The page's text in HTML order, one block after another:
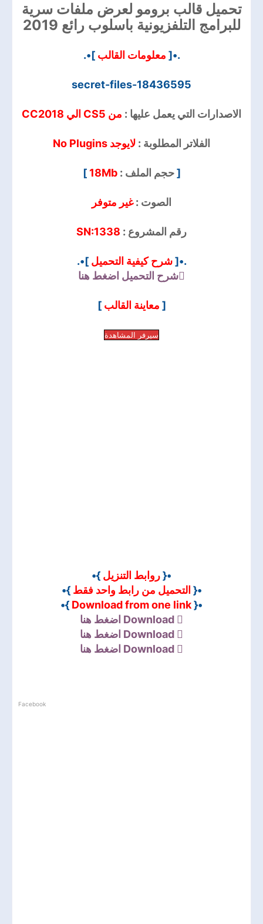
تحميل قالب برومو لعرض ملفات سرية
للبرامج التلفزيونية باسلوب رائع 2019
.•[ معلومات القالب ]•.
secret-files-18436595
الاصدارات التي يعمل عليها : من CS5 الي CC2018
الفلاتر المطلوبة : لايوجد No Plugins
[حجم الملف :18Mb
]
الصوت :غير متوفر
رقم المشروع : SN:1338
.•[شرح كيفية التحميل ]•.
شرح التحميل اضغط هنا
[ معاينة القالب]
سيرفر المشاهدة
•{روابط التنزيل }•
•{ التحميل من رابط واحد فقط }•
•{
Download from one link
}•
Download اضغط هنا
Download اضغط هنا
Download اضغط هنا
Facebook